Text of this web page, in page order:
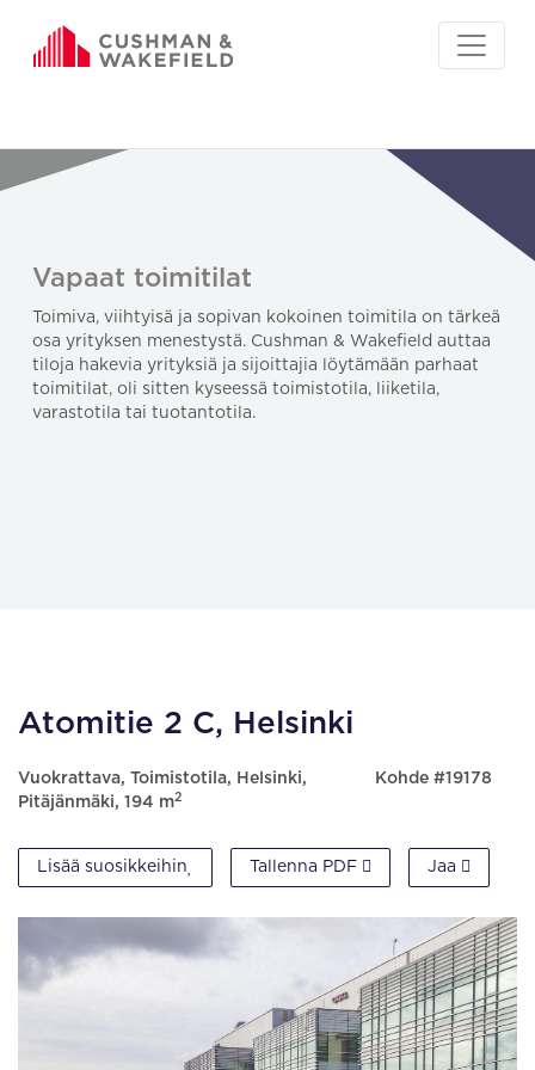
Vapaat toimitilat
Toimiva, viihtyisä ja sopivan kokoinen toimitila on tärkeä
osa yrityksen menestystä. Cushman & Wakefield auttaa
tiloja hakevia yrityksiä ja sijoittajia löytämään parhaat
toimitilat, oli sitten kyseessä toimistotila, liiketila,
varastotila tai tuotantotila.
Atomitie 2 C, Helsinki
Vuokrattava, Toimistotila, Helsinki,
Pitäjänmäki, 194 m2
Kohde #19178
Lisää suosikkeihin Tallenna PDF Jaa